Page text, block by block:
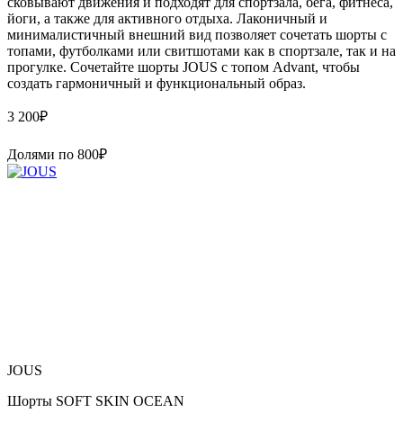
йоги, а также для активного отдыха. Лаконичный и
минималистичный внешний вид позволяет сочетать шорты с
топами, футболками или свитшотами как в спортзале, так и на
прогулке. Сочетайте шорты JOUS с топом Advant, чтобы
создать гармоничный и функциональный образ.
3 200₽
Долями по 800₽
JOUS
Шорты SOFT SKIN OCEAN